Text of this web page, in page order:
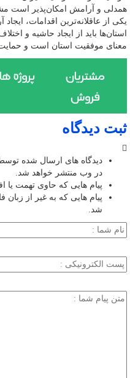
همدلی و آرامش امکان‌پذیر است
یکی از عاقلانه‌ترین اقدامات،
استان‌ها باید از ایجاد حاشیه و
معنای موفقیت استان است و
ثبت دیدگاه
دیدگاه های ارسال شده
در وب منتشر خواهد شد.
پیام هایی که حاوی تهمت یا
پیام هایی که به غیر از
شد.